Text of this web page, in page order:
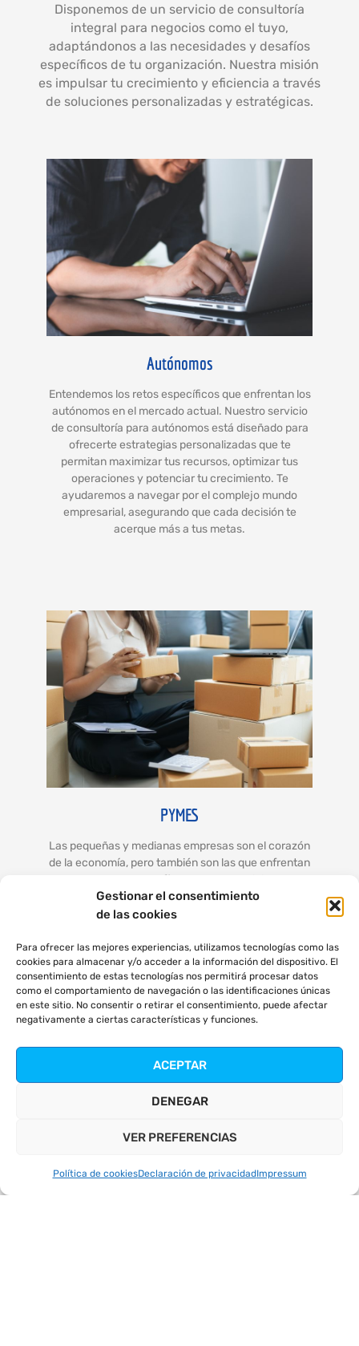
Gestionar el consentimiento
de las cookies
Para ofrecer las mejores experiencias, utilizamos tecnologías como las
cookies para almacenar y/o acceder a la información del dispositivo. El
consentimiento de estas tecnologías nos permitirá procesar datos
como el comportamiento de navegación o las identificaciones únicas
en este sitio. No consentir o retirar el consentimiento, puede afectar
negativamente a ciertas características y funciones.
ACEPTAR
DENEGAR
VER PREFERENCIAS
Política de cookiesDeclaración de privacidadImpressum
Disponemos de un servicio de consultoría
integral para negocios como el tuyo,
adaptándonos a las necesidades y desafíos
específicos de tu organización. Nuestra misión
es impulsar tu crecimiento y eficiencia a través
de soluciones personalizadas y estratégicas.
Autónomos
Entendemos los retos específicos que enfrentan los
autónomos en el mercado actual. Nuestro servicio
de consultoría para autónomos está diseñado para
ofrecerte estrategias personalizadas que te
permitan maximizar tus recursos, optimizar tus
operaciones y potenciar tu crecimiento. Te
ayudaremos a navegar por el complejo mundo
empresarial, asegurando que cada decisión te
acerque más a tus metas.
PYMES
Las pequeñas y medianas empresas son el corazón
de la economía, pero también son las que enfrentan
los mayores desafíos. Nuestro servicio de
consultoría para PYMES se enfoca en identificar
oportunidades de crecimiento, mejorar eficiencias y
acompañamos en el proceso de transformación,
ofreciéndote las herramientas y el conocimiento
necesario para competir y sobresalir en tu sector.